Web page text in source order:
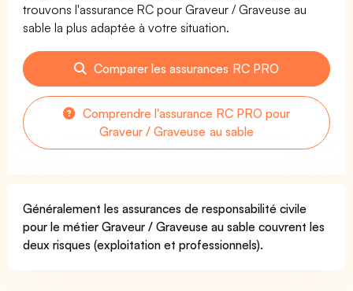
trouvons l'assurance RC pour Graveur / Graveuse au
sable la plus adaptée à votre situation.
Comparer les assurances RC PRO
Comprendre l'assurance RC PRO pour
Graveur / Graveuse au sable
Généralement les assurances de responsabilité civile
pour le métier Graveur / Graveuse au sable couvrent les
deux risques (exploitation et professionnels).